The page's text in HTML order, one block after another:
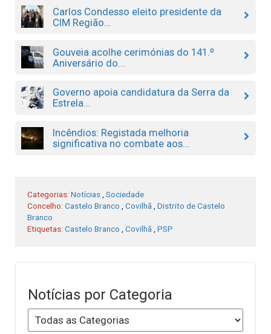
Carlos Condesso eleito presidente da
CIM Região...
Gouveia acolhe cerimónias do 141.º
Aniversário do...
Governo apoia candidatura da Serra da
Estrela...
Incêndios: Registada melhoria
significativa no combate aos...
Categorias: Notícias Sociedade
Concelho: Castelo Branco Covilhã
Distrito de Castelo
Branco
Etiquetas: Castelo Branco Covilhã PSP
Notícias por Categoria